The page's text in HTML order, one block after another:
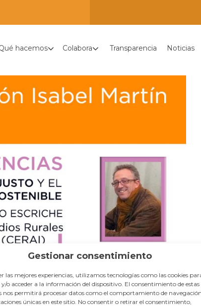
Gestionar consentimiento
las mejores experiencias, utilizamos tecnologías como las cookies
o acceder a la información del dispositivo. El consentimiento de estas
nos permitirá procesar datos como el comportamiento de
únicas en este sitio. No consentir o retirar el consentimiento,
hacemos Colabora Transparencia Noticias